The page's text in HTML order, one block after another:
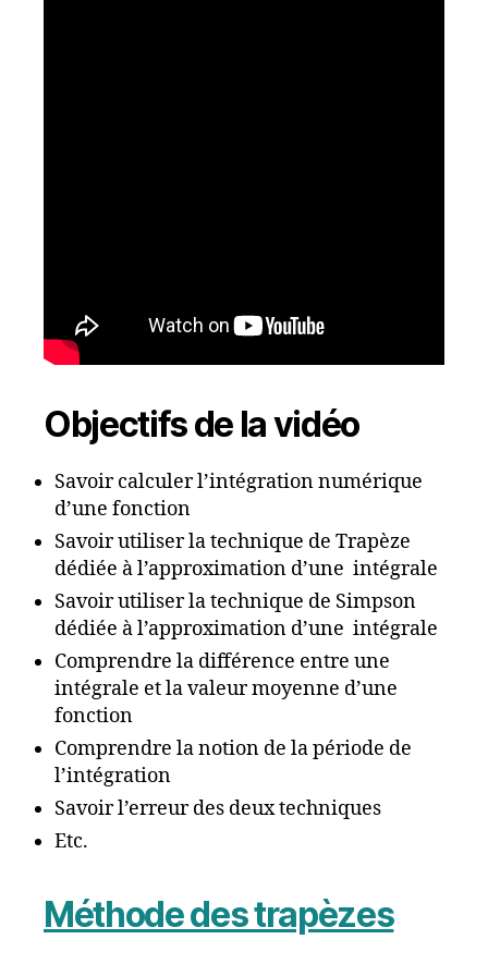
Objectifs de la vidéo
Savoir calculer l’intégration numérique
d’une fonction
Savoir utiliser la technique de Trapèze
dédiée à l’approximation d’une intégrale
Savoir utiliser la technique de Simpson
dédiée à l’approximation d’une intégrale
Comprendre la différence entre une
intégrale et la valeur moyenne d’une
fonction
Comprendre la notion de la période de
l’intégration
Savoir l’erreur des deux techniques
Etc.
Méthode des trapèzes